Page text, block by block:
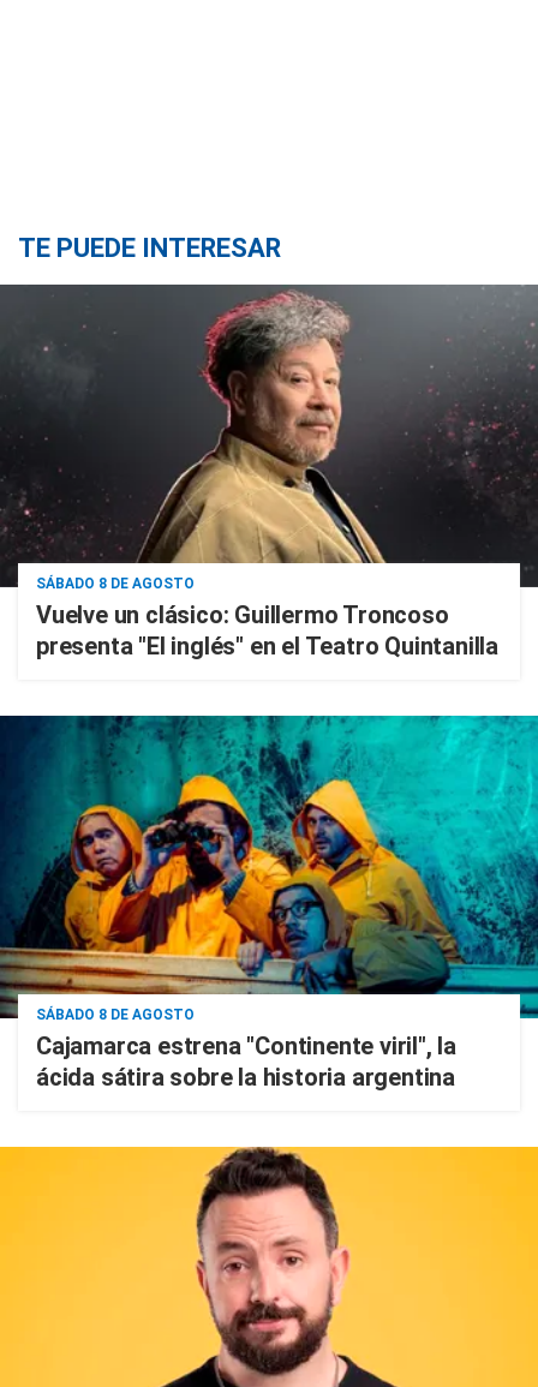
TE PUEDE INTERESAR
SÁBADO 8 DE AGOSTO
Vuelve un clásico: Guillermo Troncoso
presenta "El inglés" en el Teatro Quintanilla
SÁBADO 8 DE AGOSTO
Cajamarca estrena "Continente viril", la
ácida sátira sobre la historia argentina